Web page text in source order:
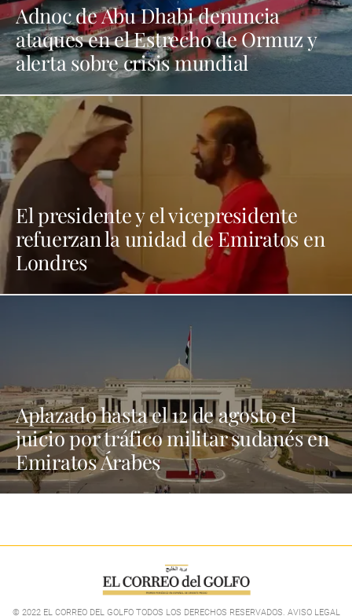
Adnoc de Abu Dhabi denuncia
ataques en el Estrecho de Ormuz y
alerta sobre crisis mundial
El presidente y el vicepresidente
refuerzan la unidad de Emiratos en
Londres
Aplazado hasta el 12 de agosto el
juicio por tráfico militar sudanés en
Emiratos Árabes
© 2022 EL CORREO DEL GOLFO TODOS LOS DERECHOS RESERVADOS. AVISO LEGAL